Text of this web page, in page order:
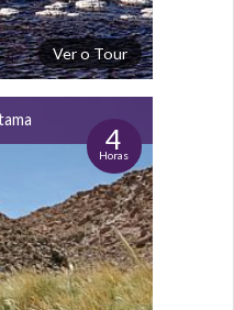
Ver o Tour
4
Horas